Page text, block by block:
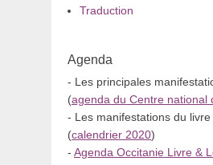
Traduction
Agenda
- Les principales
(agenda du Centre national
- Les manifestations du
(calendrier 2020)
- Agenda Occitanie Livre &